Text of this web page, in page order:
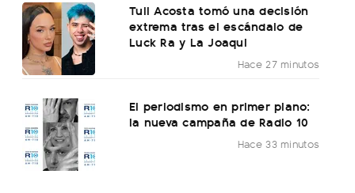
Tuli Acosta tomó una decisión
extrema tras el escándalo de
Luck Ra y La Joaqui
Hace 27 minutos
El periodismo en primer plano:
la nueva campaña de Radio 10
Hace 33 minutos